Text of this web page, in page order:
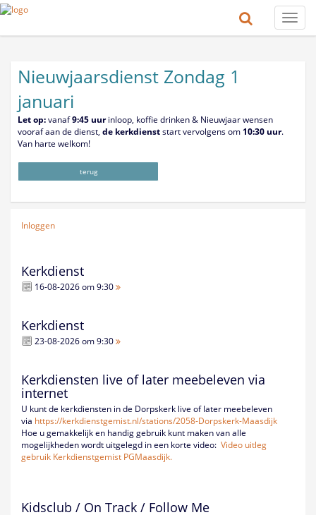
Toggle
Nieuwjaarsdienst Zondag 1
januari
Let op:vanaf9:45 uurinloop, koffie drinken & Nieuwjaar wensen
vooraf aan de dienst,de kerkdienststart vervolgens om 10:30 uur.
Van harte welkom!
terug
Inloggen
Kerkdienst
16-08-2026 om 9:30
Kerkdienst
23-08-2026 om 9:30
Kerkdiensten live of later meebeleven via
internet
U kunt de kerkdiensten in de Dorpskerk live of later meebeleven
via https://kerkdienstgemist.nl/stations/2058-Dorpskerk-Maasdijk
Hoe u gemakkelijk en handig gebruik kunt maken van alle
mogelijkheden wordt uitgelegd in een korte video: Video uitleg
gebruik Kerkdienstgemist PGMaasdijk.
Kidsclub / On Track / Follow Me